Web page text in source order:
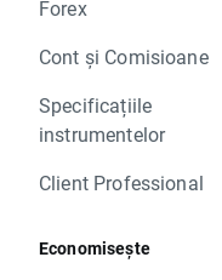
Forex
Cont și Comisioane
Specificațiile
instrumentelor
Client Professional
Economisește